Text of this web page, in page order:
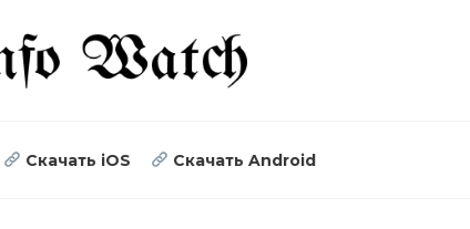
Скачать iOS Скачать Android